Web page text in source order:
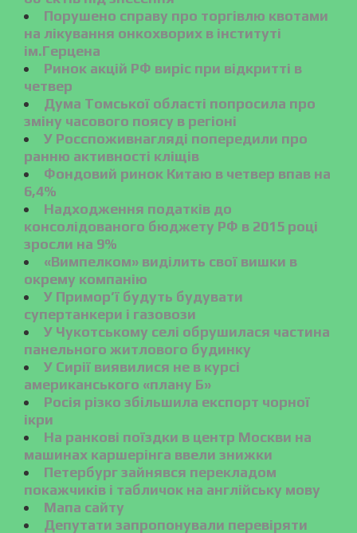
Порушено справу про торгівлю квотами
на лікування онкохворих в інституті
ім.Герцена
Ринок акцій РФ виріс при відкритті в
четвер
Дума Томської області попросила про
зміну часового поясу в регіоні
У Росспоживнагляді попередили про
ранню активності кліщів
Фондовий ринок Китаю в четвер впав на
6,4%
Надходження податків до
консолідованого бюджету РФ в 2015 році
зросли на 9%
«Вимпелком» виділить свої вишки в
окрему компанію
У Примор’ї будуть будувати
супертанкери і газовози
У Чукотському селі обрушилася частина
панельного житлового будинку
У Сирії виявилися не в курсі
американського «плану Б»
Росія різко збільшила експорт чорної
ікри
На ранкові поїздки в центр Москви на
машинах каршерінга ввели знижки
Петербург зайнявся перекладом
покажчиків і табличок на англійську мову
Мапа сайту
Депутати запропонували перевіряти